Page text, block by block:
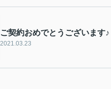
ご契約おめでとうございます♪
2021.03.23